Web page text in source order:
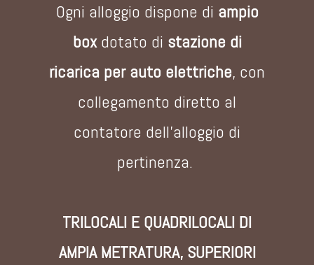
Ogni alloggio dispone di ampio
boxdotato di stazione di
ricarica per auto elettriche, con
collegamento diretto al
contatore dell'alloggio di
pertinenza.
TRILOCALI E QUADRILOCALI DI
AMPIA METRATURA, SUPERIORI